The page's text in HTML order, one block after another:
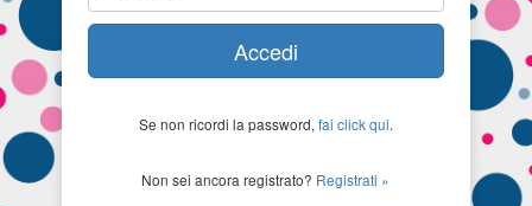
Accedi
Se non ricordi la password, fai click qui.
Non sei ancora registrato? Registrati »